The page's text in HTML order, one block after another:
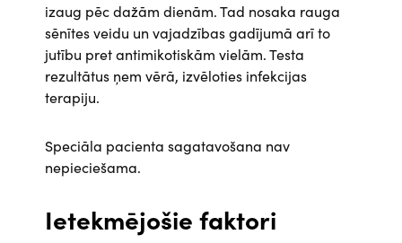
izaug pēc dažām dienām. Tad nosaka rauga
sēnītes veidu un vajadzības gadījumā arī to
jutību pret antimikotiskām vielām. Testa
rezultātus ņem vērā, izvēloties infekcijas
terapiju.
Speciāla pacienta sagatavošana nav
nepieciešama.
Ietekmējošie faktori